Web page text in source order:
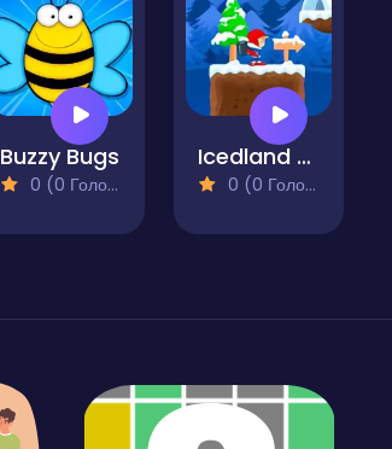
Buzzy Bugs
0 (0 Голосів)
Icedland Adventure
0 (0 Голосів)